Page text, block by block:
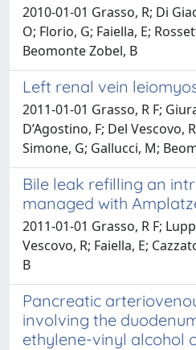
2010-01-01 Grasso, R; Di
O; Florio, G; Faiella, E;
Beomonte Zobel, B
Left renal vein
2011-01-01 Grasso, R F;
D’Agostino, F; Del Vescovo,
Simone, G; Gallucci, M;
Bile leak refilling an
managed with
2011-01-01 Grasso, R F;
Vescovo, R; Faiella, E;
B
Pancreatic
involving the
ethylene-vinyl alcohol